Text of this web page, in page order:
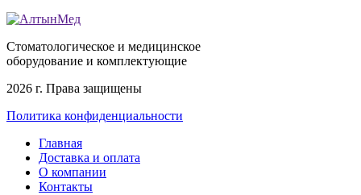
Стоматологическое и медицинское
оборудование и комплектующие
2026 г. Права защищены
Политика конфиденциальности
Главная
Доставка и оплата
О компании
Контакты